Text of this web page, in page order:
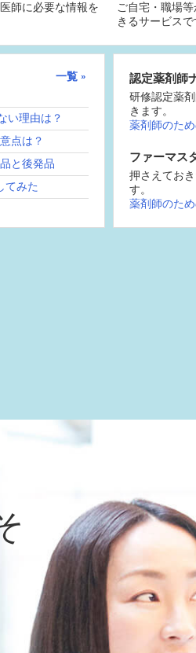
師に必要な情報を
ご自宅・職場
きるサービスで
一覧
い理由は？
点は？
と後発品
てみた
認定薬剤師
研修認定薬
きます。
薬剤師のた
ファーマス
押さえてお
す。
薬剤師のた